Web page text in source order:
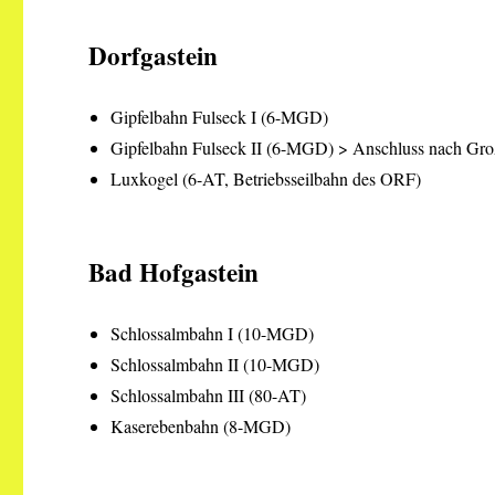
Dorfgastein
Gipfelbahn Fulseck I (6-MGD)
Gipfelbahn Fulseck II (6-MGD) > Anschluss nach
Luxkogel (6-AT, Betriebsseilbahn des ORF)
Bad Hofgastein
Schlossalmbahn I (10-MGD)
Schlossalmbahn II (10-MGD)
Schlossalmbahn III (80-AT)
Kaserebenbahn (8-MGD)